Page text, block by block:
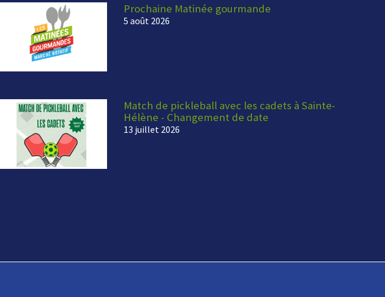
Prochaine Matinée gourmande
5 août 2026
Match de pickleball avec les cadets à Sainte-
Hélène - Changement de date
13 juillet 2026